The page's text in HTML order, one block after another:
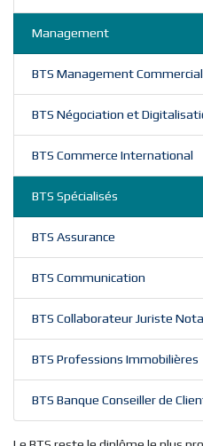
Management
BTS Management
BTS Négociation et
BTS Commerce International
BTS Spécialisés
BTS Assurance
BTS Communication
BTS Collaborateur Juriste
BTS Professions Immobilières
BTS Banque Conseiller de